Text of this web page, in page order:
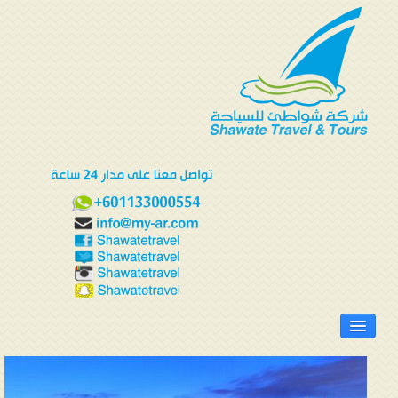
الرئيسية